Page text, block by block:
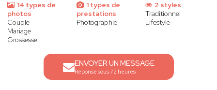
14 types de
photos
Couple
Mariage
Grossesse
1 types de
prestations
Photographie
2 styles
Traditionnel
Lifestyle
ENVOYER UN MESSAGE
Réponse sous 72 heures